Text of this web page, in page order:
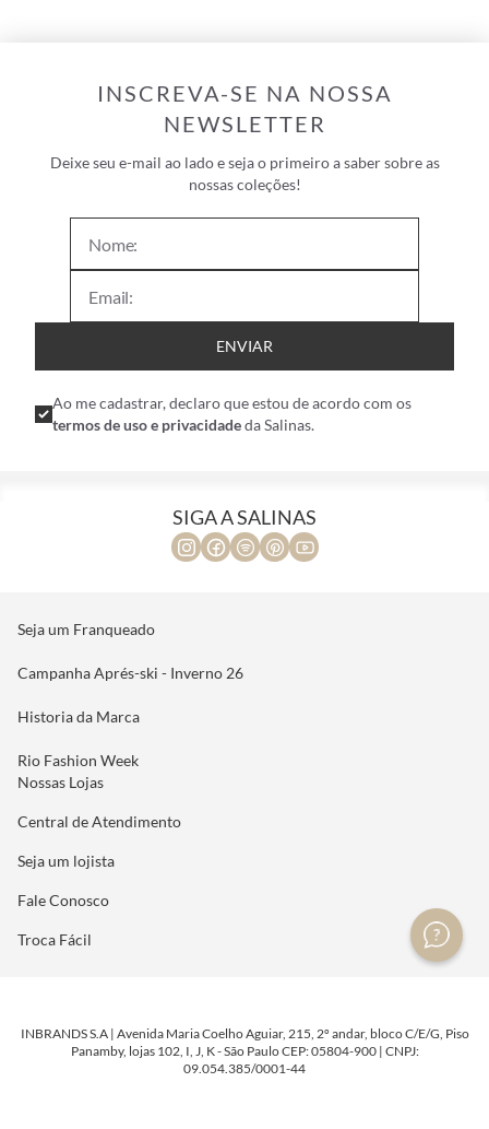
INSCREVA-SE NA NOSSA
NEWSLETTER
Deixe seu e-mail ao lado e seja o primeiro a saber sobre as
nossas coleções!
ENVIAR
Ao me cadastrar, declaro que estou de acordo com os
termos de uso e privacidadeda Salinas.
SIGA A SALINAS
Seja um Franqueado
Campanha Aprés-ski - Inverno 26
Historia da Marca
Rio Fashion Week
Nossas Lojas
Central de Atendimento
Seja um lojista
Fale Conosco
Troca Fácil
INBRANDS S.A | Avenida Maria Coelho Aguiar, 215, 2º andar, bloco C/E/G, Piso
Panamby, lojas 102, I, J, K - São Paulo CEP: 05804-900 | CNPJ:
09.054.385/0001-44